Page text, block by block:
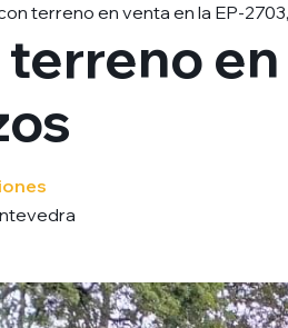
terreno en venta en la EP-
en